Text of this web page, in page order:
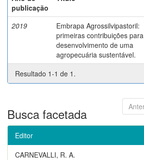
publicação
2019
Embrapa Agrossilvipastoril:
primeiras contribuições
desenvolvimento de uma
agropecuária sustentável.
Resultado 1-1 de 1.
Busca facetada
Editor
CARNEVALLI, R. A.